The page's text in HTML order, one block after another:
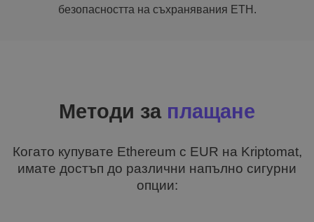
безопасността на съхранявания ETH.
Методи за плащане
Когато купувате Ethereum с EUR на Kriptomat,
имате достъп до различни напълно сигурни
опции: